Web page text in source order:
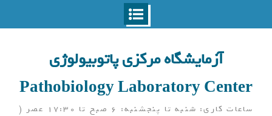
آزمایشگاه مرکزی پاتوبیولوژی
Pathobiology Laboratory Center
ساعات کاری: شنبه تا پنجشنبه: 6 صبح تا 17:30 عصر (